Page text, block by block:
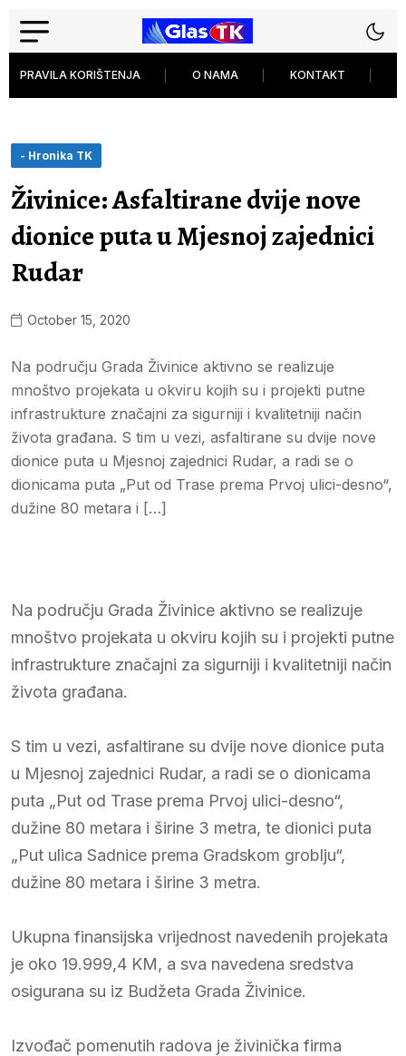
PRAVILA KORIŠTENJA O NAMA KONTAKT
- Hronika TK
Živinice: Asfaltirane dvije nove
dionice puta u Mjesnoj zajednici
Rudar
October 15, 2020
Na području Grada Živinice aktivno se realizuje
mnoštvo projekata u okviru kojih su i projekti putne
infrastrukture značajni za sigurniji i kvalitetniji način
života građana. S tim u vezi, asfaltirane su dvije nove
dionice puta u Mjesnoj zajednici Rudar, a radi se o
dionicama puta „Put od Trase prema Prvoj ulici-desno“,
dužine 80 metara i […]
Na području Grada Živinice aktivno se realizuje
mnoštvo projekata u okviru kojih su i projekti putne
infrastrukture značajni za sigurniji i kvalitetniji način
života građana.
S tim u vezi, asfaltirane su dvije nove dionice puta
u Mjesnoj zajednici Rudar, a radi se o dionicama
puta „Put od Trase prema Prvoj ulici-desno“,
dužine 80 metara i širine 3 metra, te dionici puta
„Put ulica Sadnice prema Gradskom groblju“,
dužine 80 metara i širine 3 metra.
Ukupna finansijska vrijednost navedenih projekata
je oko 19.999,4 KM, a sva navedena sredstva
osigurana su iz Budžeta Grada Živinice.
Izvođač pomenutih radova je živinička firma